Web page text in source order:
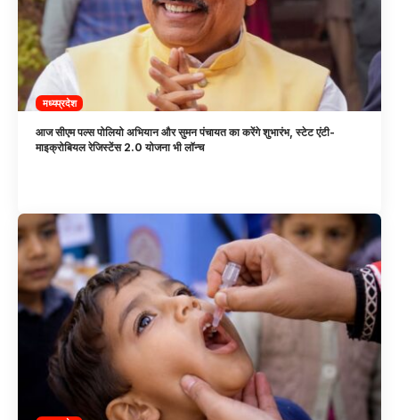
मध्यप्रदेश
आज सीएम पल्स पोलियो अभियान और सुमन पंचायत का करेंगे शुभारंभ, स्टेट एंटी-
माइक्रोबियल रेजिस्टेंस 2.0 योजना भी लॉन्च